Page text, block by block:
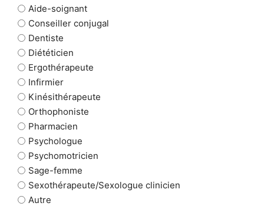
Aide-soignant
Conseiller conjugal
Dentiste
Diététicien
Ergothérapeute
Infirmier
Kinésithérapeute
Orthophoniste
Pharmacien
Psychologue
Psychomotricien
Sage-femme
Sexothérapeute/Sexologue clinicien
Autre